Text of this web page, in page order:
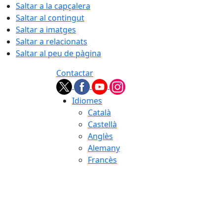
Saltar a la capçalera
Saltar al contingut
Saltar a imatges
Saltar a relacionats
Saltar al peu de pàgina
Contactar
Idiomes
Català
Castellà
Anglès
Alemany
Francès